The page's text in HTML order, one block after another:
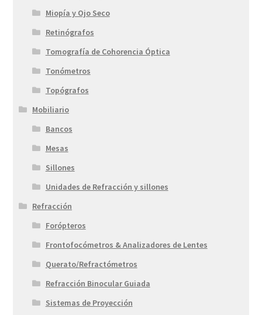
Miopía y Ojo Seco
Retinógrafos
Tomografía de Cohorencia Óptica
Tonómetros
Topógrafos
Mobiliario
Bancos
Mesas
Sillones
Unidades de Refracción y sillones
Refracción
Forópteros
Frontofocómetros & Analizadores de Lentes
Querato/Refractómetros
Refracción Binocular Guiada
Sistemas de Proyección